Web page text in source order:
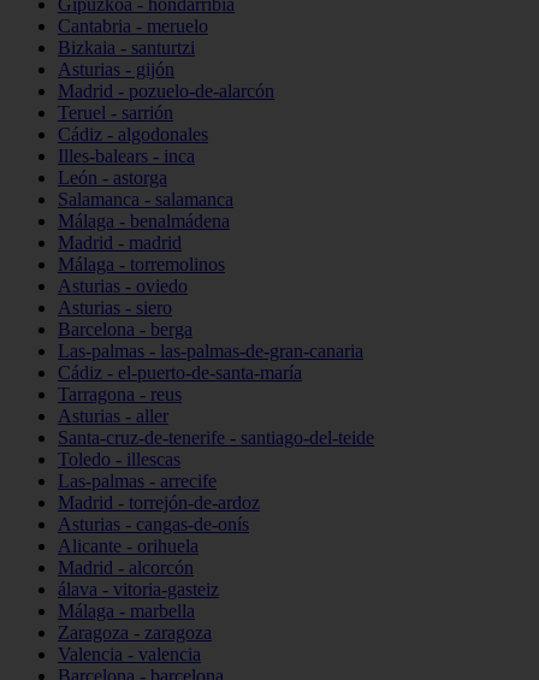
Gipuzkoa - hondarribia
Cantabria - meruelo
Bizkaia - santurtzi
Asturias - gijón
Madrid - pozuelo-de-alarcón
Teruel - sarrión
Cádiz - algodonales
Illes-balears - inca
León - astorga
Salamanca - salamanca
Málaga - benalmádena
Madrid - madrid
Málaga - torremolinos
Asturias - oviedo
Asturias - siero
Barcelona - berga
Las-palmas - las-palmas-de-gran-canaria
Cádiz - el-puerto-de-santa-maría
Tarragona - reus
Asturias - aller
Santa-cruz-de-tenerife - santiago-del-teide
Toledo - illescas
Las-palmas - arrecife
Madrid - torrejón-de-ardoz
Asturias - cangas-de-onís
Alicante - orihuela
Madrid - alcorcón
álava - vitoria-gasteiz
Málaga - marbella
Zaragoza - zaragoza
Valencia - valencia
Barcelona - barcelona